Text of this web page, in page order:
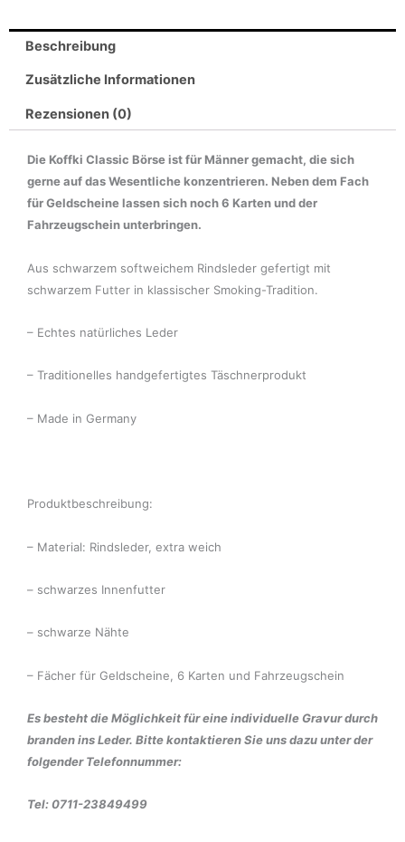
Beschreibung
Zusätzliche Informationen
Rezensionen (0)
Die Koffki Classic Börse ist für Männer gemacht, die sich
gerne auf das Wesentliche konzentrieren. Neben dem Fach
für Geldscheine lassen sich noch 6 Karten und der
Fahrzeugschein unterbringen.
Aus schwarzem softweichem Rindsleder gefertigt mit
schwarzem Futter in klassischer Smoking-Tradition.
– Echtes natürliches Leder
– Traditionelles handgefertigtes Täschnerprodukt
– Made in Germany
Produktbeschreibung:
– Material: Rindsleder, extra weich
– schwarzes Innenfutter
– schwarze Nähte
– Fächer für Geldscheine, 6 Karten und Fahrzeugschein
Es besteht die Möglichkeit für eine individuelle Gravur durch
branden ins Leder. Bitte kontaktieren Sie uns dazu unter der
folgender Telefonnummer:
Tel: 0711-23849499